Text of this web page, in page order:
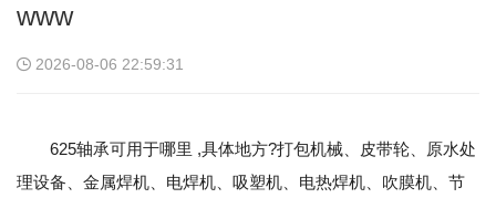
www
2026-08-06 22:59:31
625轴承可用于哪里 ,具体地方?打包机械、皮带轮、原水处
理设备、金属焊机、电焊机、吸塑机、电热焊机、吹膜机、节